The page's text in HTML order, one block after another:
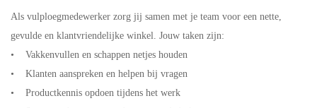
Als vulploegmedewerker zorg jij samen met je team voor een nette,
gevulde en klantvriendelijke winkel. Jouw taken zijn:
• Vakkenvullen en schappen netjes houden
• Klanten aanspreken en helpen bij vragen
• Productkennis opdoen tijdens het werk